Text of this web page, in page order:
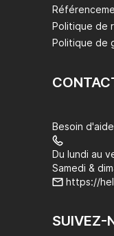
Politique de
Politique de
Besoin
Du lundi au
Samedi &
https://
SUIVEZ-